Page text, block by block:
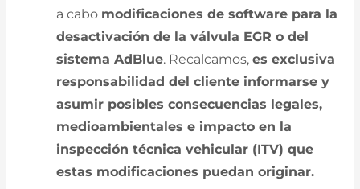
a cabo modificaciones de software para la
desactivación de la válvula EGR o del
sistema AdBlue. Recalcamos,es exclusiva
responsabilidad del cliente informarse y
asumir posibles consecuencias legales,
medioambientales e impacto en la
inspección técnica vehicular (ITV) que
estas modificaciones puedan originar.